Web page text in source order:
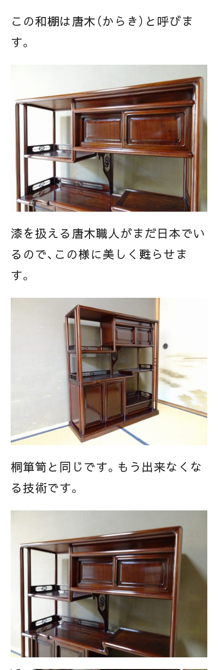
この和棚は唐木（からき）と呼びま
す。
漆を扱える唐木職人がまだ日本でい
るので、この様に美しく甦らせま
す。
桐箪笥と同じです。もう出来なくな
る技術です。